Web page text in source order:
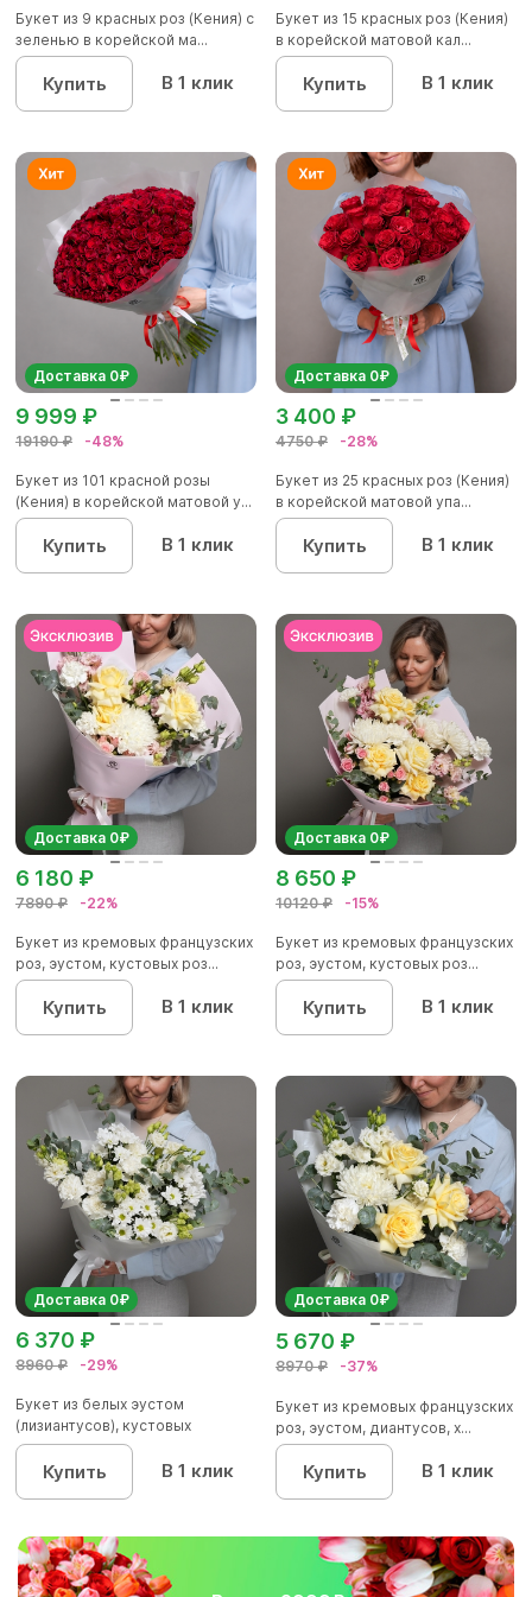
Букет из 9 красных роз (Кения) с
зеленью в корейской ма...
Купить В 1 клик
Букет из 15 красных роз (Кения)
в корейской матовой кал...
Купить В 1 клик
Доставка 0₽
19190 ₽ -48%
9 999 ₽
Букет из 101 красной розы
(Кения) в корейской матовой у...
Купить В 1 клик
Доставка 0₽
4750 ₽ -28%
3 400 ₽
Букет из 25 красных роз (Кения)
в корейской матовой упа...
Купить В 1 клик
Доставка 0₽
7890 ₽ -22%
6 180 ₽
Букет из кремовых французских
роз, эустом, кустовых роз...
Купить В 1 клик
Доставка 0₽
10120 ₽ -15%
8 650 ₽
Букет из кремовых французских
роз, эустом, кустовых роз...
Купить В 1 клик
Доставка 0₽
8960 ₽ -29%
6 370 ₽
Букет из белых эустом
(лизиантусов), кустовых
хризантем...
Купить В 1 клик
Доставка 0₽
8970 ₽ -37%
5 670 ₽
Букет из кремовых французских
роз, эустом, диантусов, х...
Купить В 1 клик